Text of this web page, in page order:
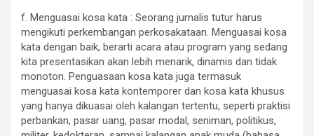
f. Menguasai kosa kata : Seorang jurnalis tutur harus
mengikuti perkembangan perkosakataan. Menguasai kosa
kata dengan baik, berarti acara atau program yang sedang
kita presentasikan akan lebih menarik, dinamis dan tidak
monoton. Penguasaan kosa kata juga termasuk
menguasai kosa kata kontemporer dan kosa kata khusus
yang hanya dikuasai oleh kalangan tertentu, seperti praktisi
perbankan, pasar uang, pasar modal, seniman, politikus,